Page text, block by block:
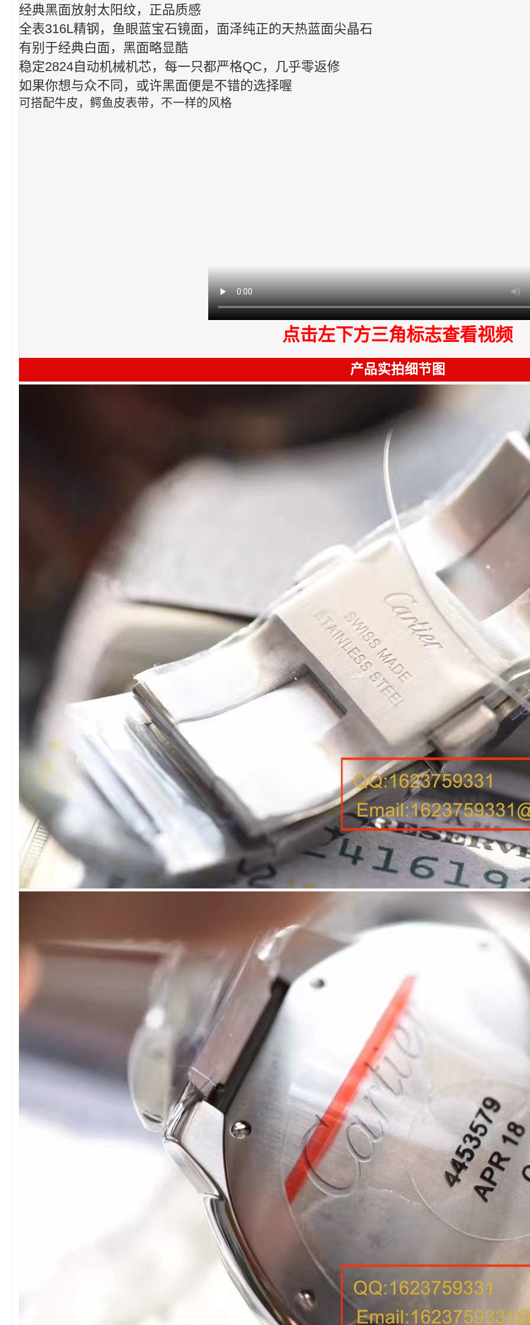
经典黑面放射太阳纹，正品质感
全表316L精钢，鱼眼蓝宝石镜面，面泽纯正的天热蓝面尖晶石
有别于经典白面，黑面略显酷
稳定2824自动机械机芯，每一只都严格QC，几乎零返修
如果你想与众不同，或许黑面便是不错的选择喔
可搭配牛皮，鳄鱼皮表带，不一样的风格
点击左下方三角标志查看视频
产品实拍细节图